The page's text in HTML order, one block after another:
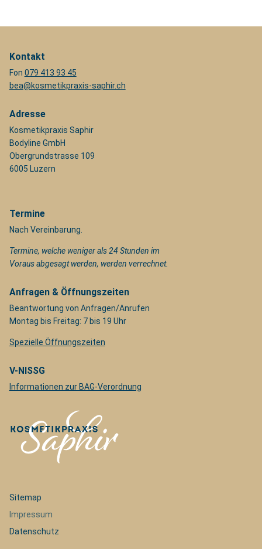
Kontakt
Fon 079 413 93 45
bea@kosmetikpraxis-saphir.ch
Adresse
Kosmetikpraxis Saphir
Bodyline GmbH
Obergrundstrasse 109
6005 Luzern
Termine
Nach Vereinbarung.
Termine, welche weniger als 24 Stunden im
Voraus abgesagt werden, werden verrechnet.
Anfragen & Öffnungszeiten
Beantwortung von Anfragen/Anrufen
Montag bis Freitag: 7 bis 19 Uhr
Spezielle Öffnungszeiten
V-NISSG
Informationen zur BAG-Verordnung
Navigation
überspringen
Sitemap
Impressum
Datenschutz